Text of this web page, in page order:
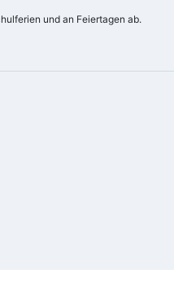
und an Feiertagen ab.